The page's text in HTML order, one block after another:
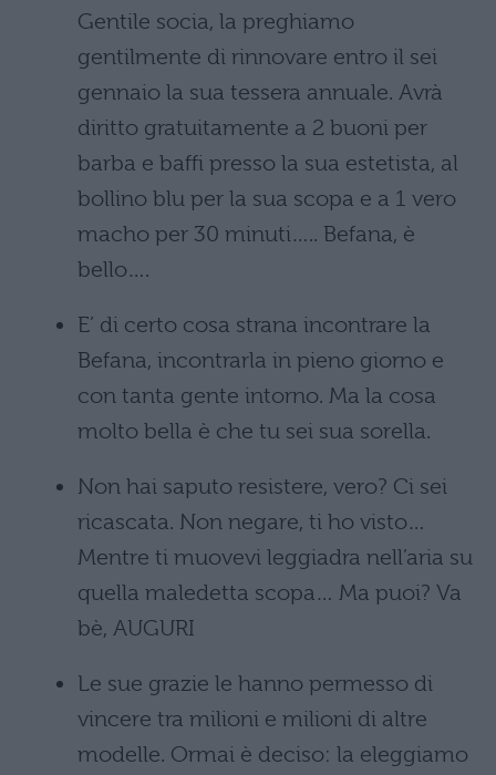
Gentile socia, la preghiamo
gentilmente di rinnovare entro il sei
gennaio la sua tessera annuale. Avrà
diritto gratuitamente a 2 buoni per
barba e baffi presso la sua estetista, al
bollino blu per la sua scopa e a 1 vero
macho per 30 minuti….. Befana, è
bello….
E’ di certo cosa strana incontrare la
Befana, incontrarla in pieno giorno e
con tanta gente intorno. Ma la cosa
molto bella è che tu sei sua sorella.
Non hai saputo resistere, vero? Ci sei
ricascata. Non negare, ti ho visto…
Mentre ti muovevi leggiadra nell’aria su
quella maledetta scopa… Ma puoi? Va
bè, AUGURI
Le sue grazie le hanno permesso di
vincere tra milioni e milioni di altre
modelle. Ormai è deciso: la eleggiamo